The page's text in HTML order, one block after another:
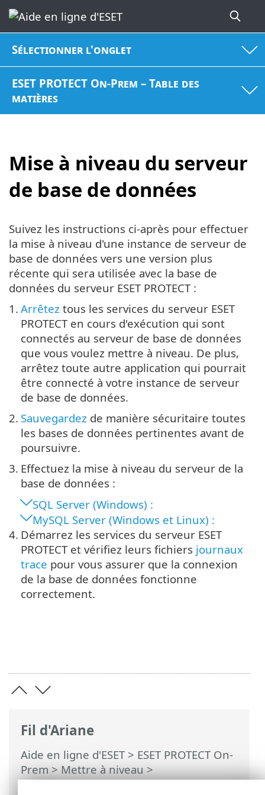
Sélectionner l'onglet
ESET PROTECT On-Prem – Table des
matières
Mise à niveau du serveur
de base de données
Fil d'Ariane
Aide en ligne d'ESET> ESET PROTECT On-
Prem>Mettre à niveau>
Sauvegarde/mise à niveau du serveur de
Suivez les instructions ci-après pour effectuer
la mise à niveau d'une instance de serveur de
base de données vers une version plus
récente qui sera utilisée avec la base de
données du serveur ESET PROTECT :
1. Arrêtez tous les services du serveur ESET
PROTECT en cours d'exécution qui sont
connectés au serveur de base de données
que vous voulez mettre à niveau. De plus,
arrêtez toute autre application qui pourrait
être connecté à votre instance de serveur
de base de données.
2. Sauvegardez de manière sécuritaire toutes
les bases de données pertinentes avant de
poursuivre.
3. Effectuez la mise à niveau du serveur de la
base de données :
SQL Server (Windows) :
MySQL Server (Windows et Linux) :
4. Démarrez les services du serveur ESET
PROTECT et vérifiez leurs fichiers journaux
trace pour vous assurer que la connexion
de la base de données fonctionne
correctement.